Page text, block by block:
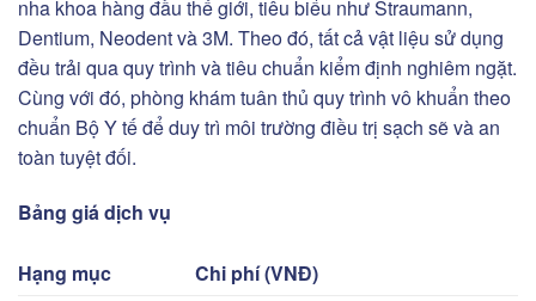
nha khoa hàng đầu thế giới, tiêu biểu như Straumann,
Dentium, Neodent và 3M. Theo đó, tất cả vật liệu sử dụng
đều trải qua quy trình và tiêu chuẩn kiểm định nghiêm ngặt.
Cùng với đó, phòng khám tuân thủ quy trình vô khuẩn theo
chuẩn Bộ Y tế đểduy trì môi trường điều trị sạch sẽ và an
toàn tuyệt đối.
Bảng giá dịch vụ
Hạng mục Chi phí (VNĐ)